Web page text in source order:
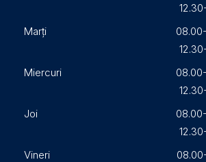
Marți
Miercuri
Joi
Vineri